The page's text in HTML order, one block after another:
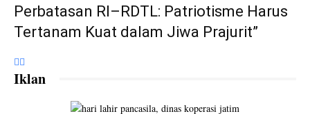
Perbatasan RI–RDTL: Patriotisme Harus
Tertanam Kuat dalam Jiwa Prajurit”
Iklan